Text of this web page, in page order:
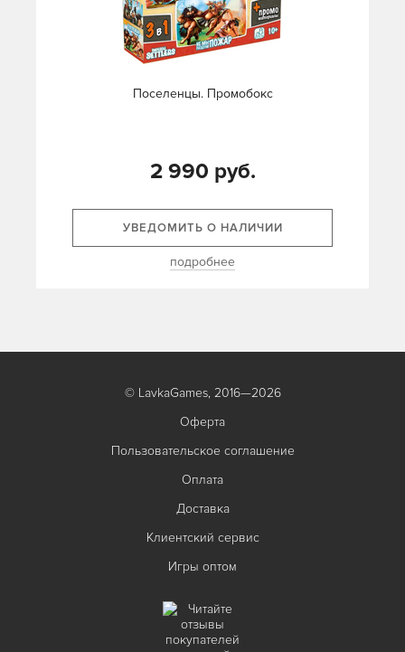
Поселенцы. Промобокс
2 990 руб.
УВЕДОМИТЬ О НАЛИЧИИ
подробнее
© LavkaGames, 2016—2026
Оферта
Пользовательское соглашение
Оплата
Доставка
Клиентский сервис
Игры оптом